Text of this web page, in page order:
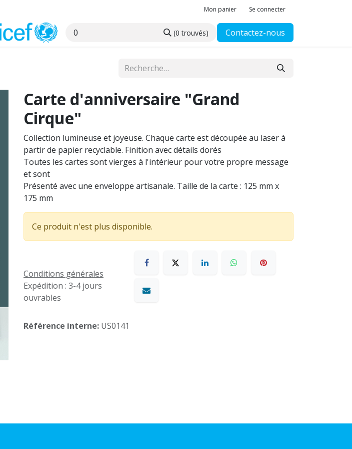
Mon panier Se connecter
(0 trouvés) Contactez-nous
Carte d'anniversaire "Grand
Cirque"
Collection lumineuse et joyeuse. Chaque carte est découpée au laser à
partir de papier recyclable. Finition avec détails dorés
Toutes les cartes sont vierges à l'intérieur pour votre propre message
et sont
Présenté avec une enveloppe artisanale. Taille de la carte : 125 mm x
175 mm
Ce produit n'est plus disponible.
Conditions générales
Expédition : 3-4 jours
ouvrables
Référence interne: US0141